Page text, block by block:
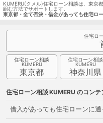
KUMERU(クメル)住宅ローン相談は、東京
組む方法でサポートします。
東京都・全て否決・借金があっても住宅ロ
住宅ロ
住宅ローン相談
東京都
住宅ローン相談
神奈川県
住宅ローン相談 のコンテ
借入があっても住宅ローンに